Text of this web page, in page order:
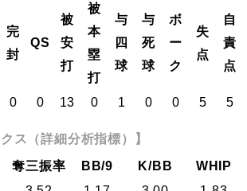
完
封
QS
被
安
打
被
本
塁
打
与
四
球
与
死
球
ボ
ー
ク
失
点
自
責
点
0 0 13 0 1 0 0 5 5
ス（詳細分析指標）】
奪三振率 BB/9 K/BB
WHIP